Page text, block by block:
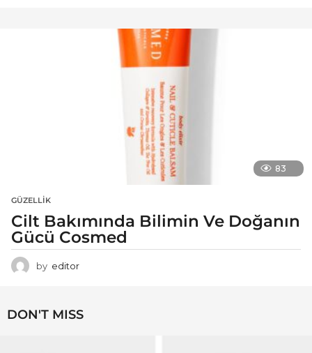
83
GÜZELLIK
Cilt Bakımında Bilimin Ve Doğanın
Gücü Cosmed
by editor
DON'T MISS